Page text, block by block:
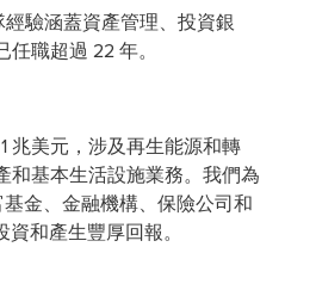
驗涵蓋資產管理、投資銀
職超過 22 年。
兆美元，涉及再生能源和轉
和基本生活設施業務。我們為
金、金融機構、保險公司和
和產生豐厚回報。